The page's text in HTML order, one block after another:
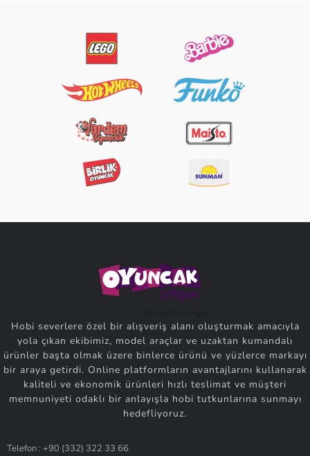
Hobi severlere özel bir alışveriş alanı oluşturmak amacıyla
yola çıkan ekibimiz, model araçlar ve uzaktan kumandalı
ürünler başta olmak üzere binlerce ürünü ve yüzlerce markayı
bir araya getirdi. Online platformların avantajlarını kullanarak
kaliteli ve ekonomik ürünleri hızlı teslimat ve müşteri
memnuniyeti odaklı bir anlayışla hobi tutkunlarına sunmayı
hedefliyoruz.
Telefon : +90 (332) 322 33 66